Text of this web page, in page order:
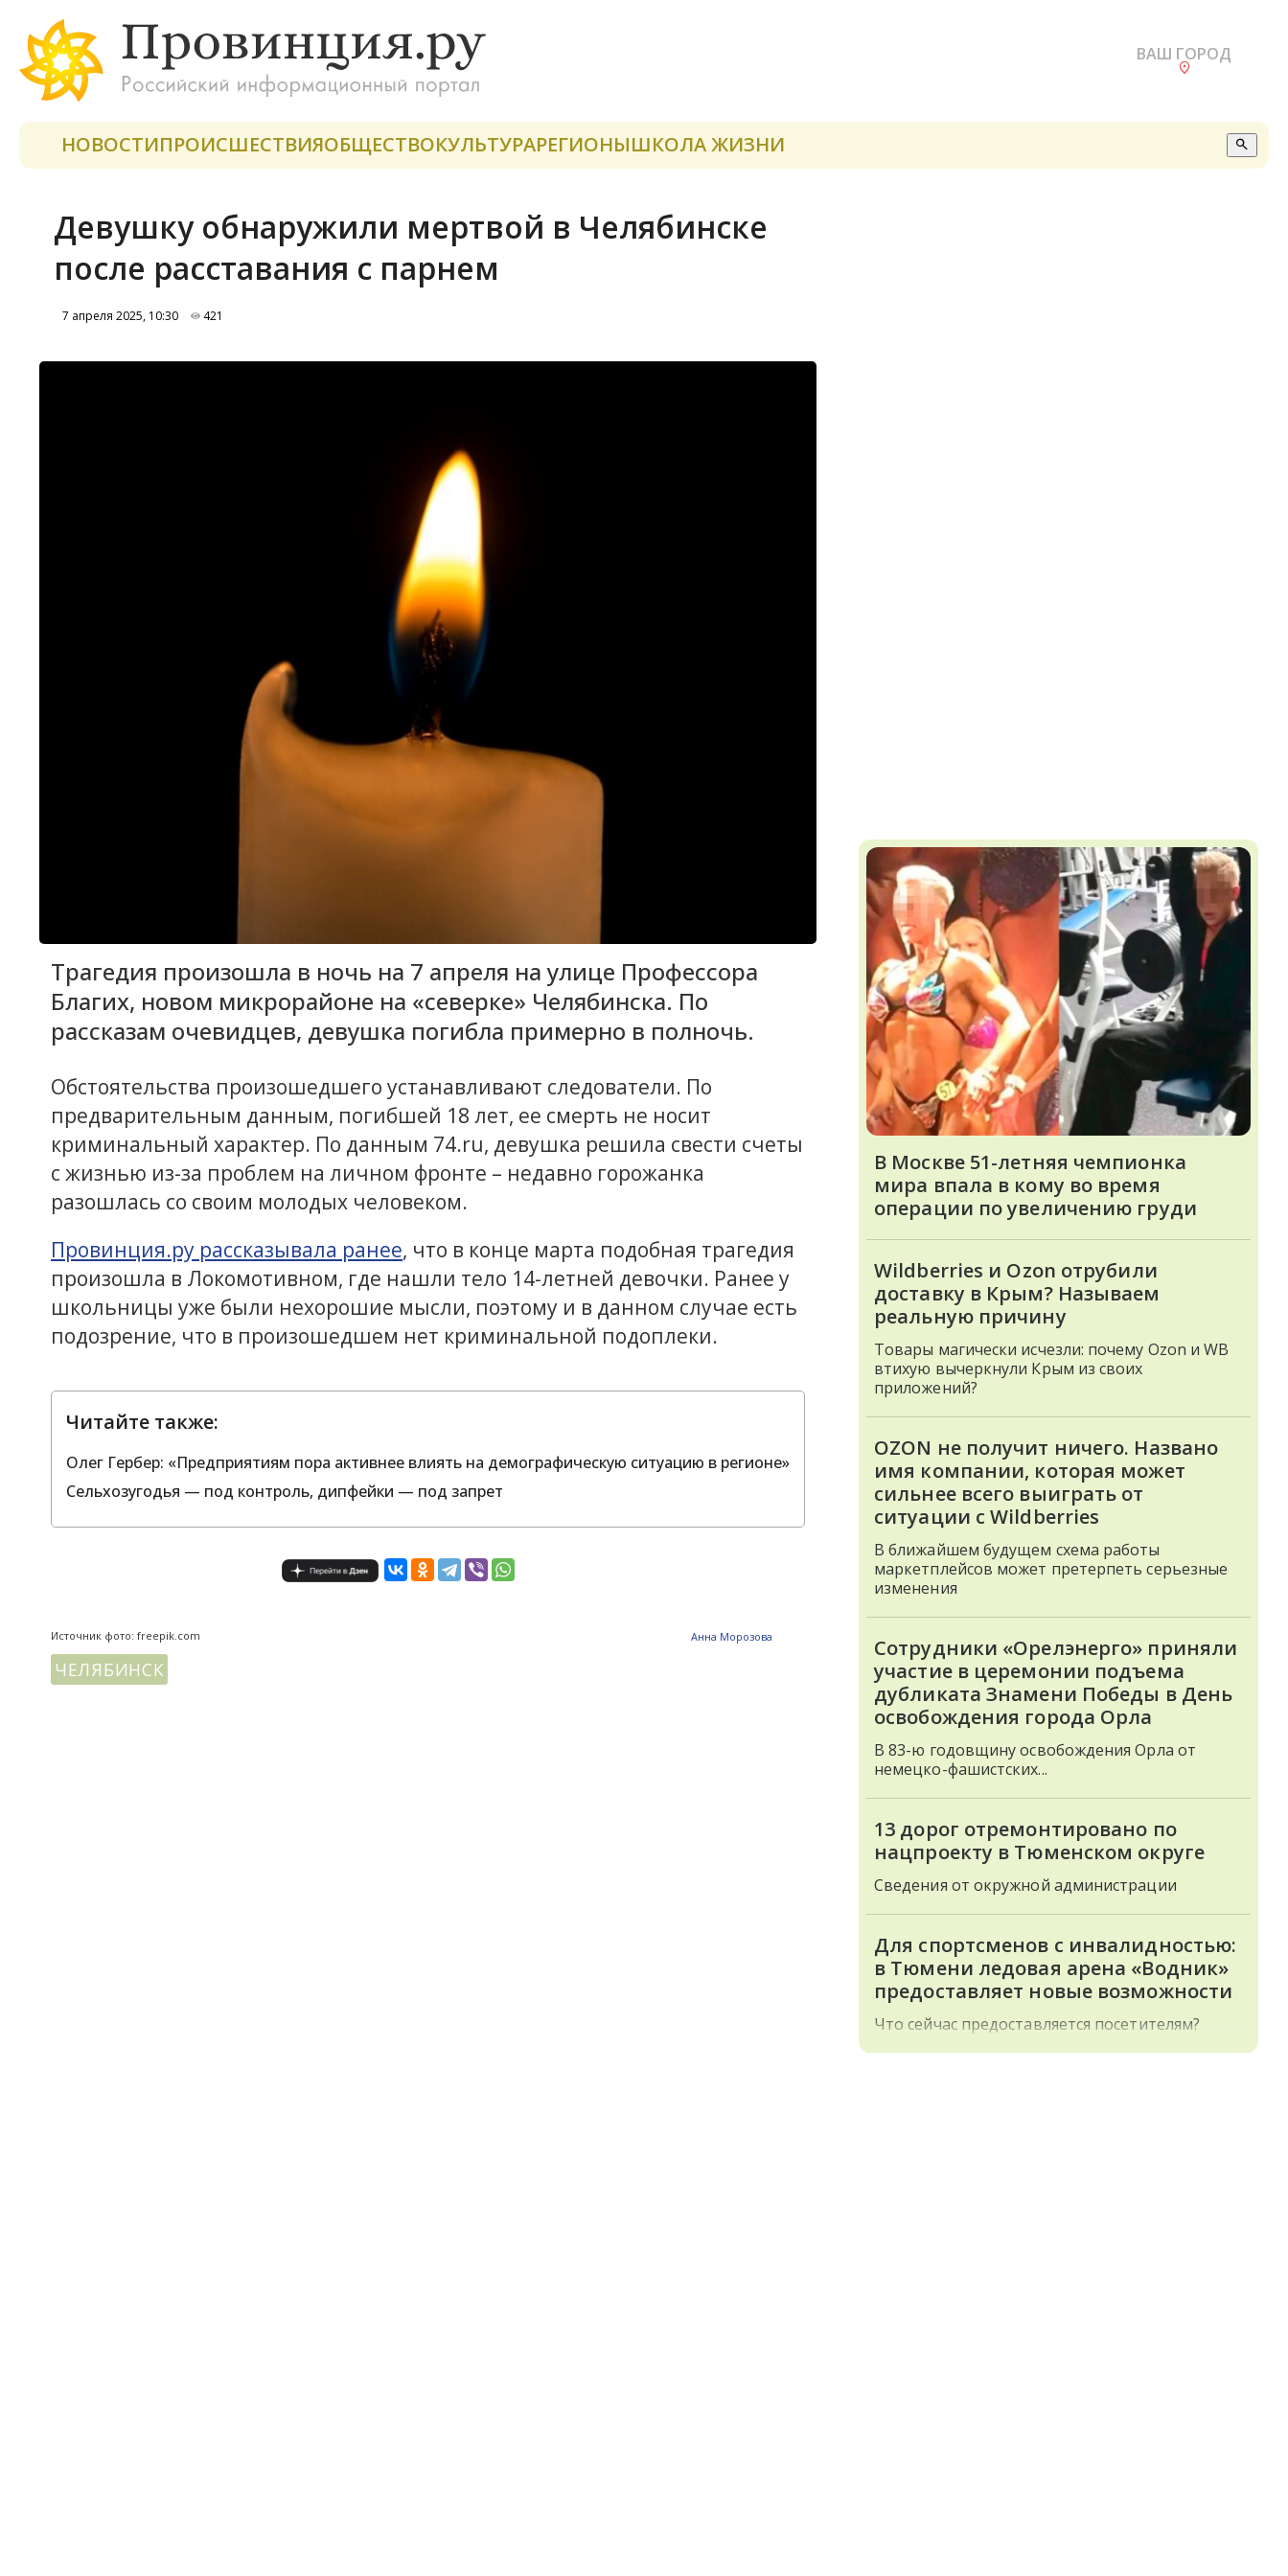
ВАШ ГОРОД
НОВОСТИПРОИСШЕСТВИЯОБЩЕСТВОКУЛЬТУРАРЕГИОНЫШКОЛА ЖИЗНИ
Девушку обнаружили мертвой в Челябинске
после расставания с парнем
7 апреля 2025, 10:30 421
Трагедия произошла в ночь на 7 апреля на улице Профессора
Благих, новом микрорайоне на «северке» Челябинска. По
рассказам очевидцев, девушка погибла примерно в полночь.
Обстоятельства произошедшего устанавливают следователи. По
предварительным данным, погибшей 18 лет, ее смерть не носит
криминальный характер. По данным 74.ru, девушка решила свести счеты
с жизнью из-за проблем на личном фронте – недавно горожанка
разошлась со своим молодых человеком.
Провинция.ру рассказывала ранее, что в конце марта подобная трагедия
произошла в Локомотивном, где нашли тело 14-летней девочки. Ранее у
школьницы уже были нехорошие мысли, поэтому и в данном случае есть
подозрение, что в произошедшем нет криминальной подоплеки.
Читайте также:
Олег Гербер: «Предприятиям пора активнее влиять на демографическую ситуацию в регионе»
Сельхозугодья — под контроль, дипфейки — под запрет
Источник фото: freepik.com Анна Морозова
ЧЕЛЯБИНСК
В Москве 51-летняя чемпионка
мира впала в кому во время
операции по увеличению груди
Wildberries и Ozon отрубили
доставку в Крым? Называем
реальную причину
Товары магически исчезли: почему Ozon и WB
втихую вычеркнули Крым из своих
приложений?
OZON не получит ничего. Названо
имя компании, которая может
сильнее всего выиграть от
ситуации с Wildberries
В ближайшем будущем схема работы
маркетплейсов может претерпеть серьезные
изменения
Сотрудники «Орелэнерго» приняли
участие в церемонии подъема
дубликата Знамени Победы в День
освобождения города Орла
В 83-ю годовщину освобождения Орла от
немецко-фашистских...
13 дорог отремонтировано по
нацпроекту в Тюменском округе
Сведения от окружной администрации
Для спортсменов с инвалидностью:
в Тюмени ледовая арена «Водник»
предоставляет новые возможности
Что сейчас предоставляется посетителям?